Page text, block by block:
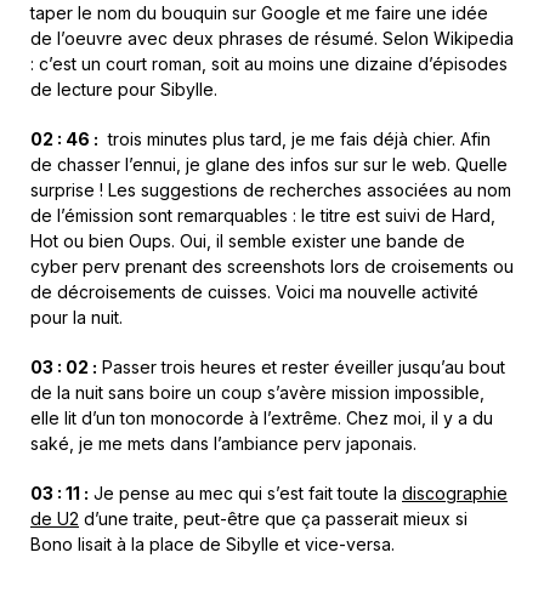
taper le nom du bouquin sur Google et me faire une idée
de l’oeuvre avec deux phrases de résumé. Selon Wikipedia
: c’est un court roman, soit au moins une dizaine d’épisodes
de lecture pour Sibylle.
02 : 46 : trois minutes plus tard, je me fais déjà chier. Afin
de chasser l’ennui, je glane des infos sur sur le web. Quelle
surprise ! Les suggestions de recherches associées au nom
de l’émission sont remarquables : le titre est suivi de Hard,
Hot ou bien Oups. Oui, il semble exister une bande de
cyber perv prenant des screenshots lors de croisements ou
de décroisements de cuisses. Voici ma nouvelle activité
pour la nuit.
03 : 02 : Passer trois heures et rester éveiller jusqu’au bout
de la nuit sans boire un coup s’avère mission impossible,
elle lit d’un ton monocorde à l’extrême. Chez moi, il y a du
saké, je me mets dans l’ambiance perv japonais.
03 : 11 : Je pense au mec qui s’est fait toute la discographie
de U2 d’une traite, peut-être que ça passerait mieux si
Bono lisait à la place de Sibylle et vice-versa.